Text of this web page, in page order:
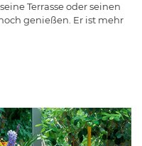
Terrasse oder seinen
genießen. Er ist mehr